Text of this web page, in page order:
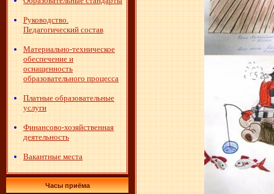
Руководство.
Педагогический состав
Материально-техническое
обеспечение и
оснащенность
образовательного процесса
Платные образовательные
услуги
Финансово-хозяйственная
деятельность
Вакантные места
Часы приёма